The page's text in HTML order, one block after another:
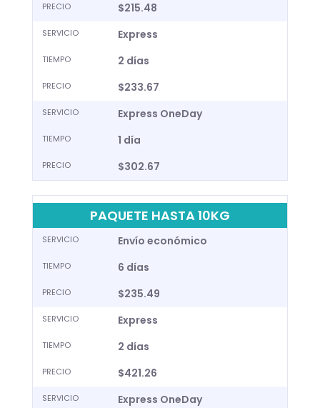
PRECIO $215.48
SERVICIO Express
TIEMPO 2 días
PRECIO $233.67
SERVICIO Express OneDay
TIEMPO 1 día
PRECIO $302.67
PAQUETE HASTA 10KG
SERVICIO Envío económico
TIEMPO 6 días
PRECIO $235.49
SERVICIO Express
TIEMPO 2 días
PRECIO $421.26
SERVICIO Express OneDay